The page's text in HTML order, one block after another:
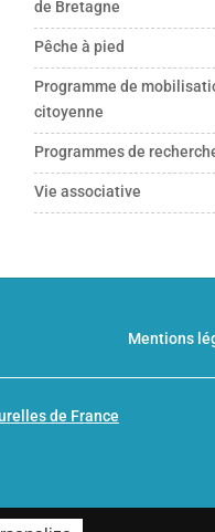
de Bretagne
Pêche à pied
Programme de
citoyenne
Programmes de
Vie associative
Mentions
de France